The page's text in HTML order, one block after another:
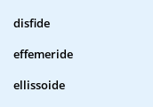
disfide
effemeride
ellissoide